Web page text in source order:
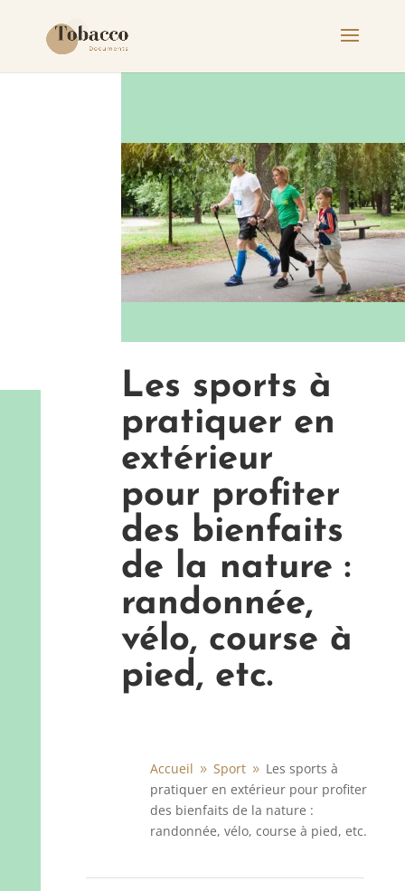
Les sports à
pratiquer en
extérieur
pour profiter
des bienfaits
de la nature :
randonnée,
vélo, course à
pied, etc.
Accueil 9 Sport 9 Les sports à
pratiquer en extérieur pour profiter
des bienfaits de la nature :
randonnée, vélo, course à pied, etc.